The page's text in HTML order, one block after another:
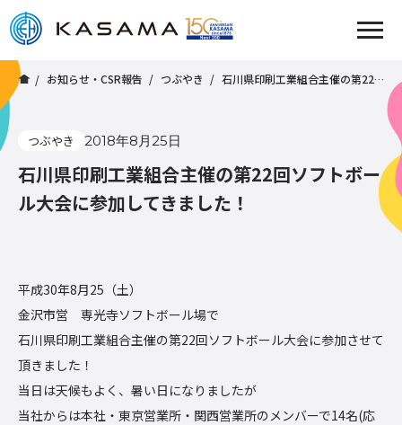
お知らせ・CSR報告 つぶやき 石川県印刷工業組合主催の第22回ソフトボール大会に参加してきました！
つぶやき 2018年8月25日
石川県印刷工業組合主催の第22回ソフトボー
ル大会に参加してきました！
平成30年8月25（土）
金沢市営 専光寺ソフトボール場で
石川県印刷工業組合主催の第22回ソフトボール大会に参加させて
頂きました！
当日は天候もよく、暑い日になりましたが
当社からは本社・東京営業所・関西営業所のメンバーで14名(応